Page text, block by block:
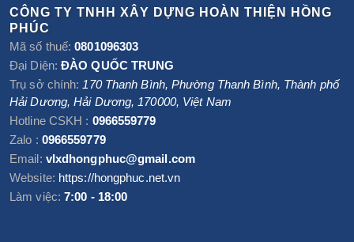
CÔNG TY TNHH XÂY DỰNG HOÀN THIỆN HỒNG
PHÚC
Mã số thuế:0801096303
Đại Diện: ĐÀO QUỐC TRUNG
Trụ sở chính: 170 Thanh Bình, Phường Thanh Bình, Thành phố
Hải Dương,Hải Dương, 170000, Việt Nam
Hotline CSKH : 0966559779
Zalo : 0966559779
Email: vlxdhongphuc@gmail.com
Website: https://hongphuc.net.vn
Làm việc: 7:00 - 18:00